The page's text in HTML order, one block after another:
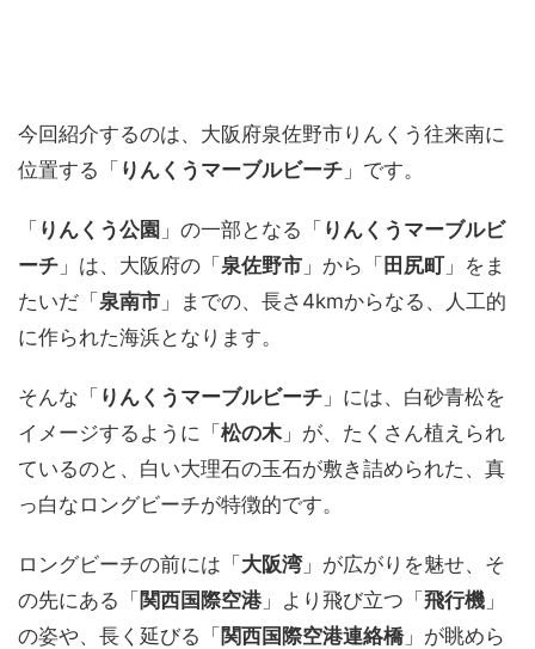
今回紹介するのは、大阪府泉佐野市りんくう往来南に
位置する「 りんくうマーブルビーチ 」です。
「 りんくう公園 」の一部となる「 りんくうマーブルビ
ーチ 」は、大阪府の「 泉佐野市 」から「 田尻町」をま
たいだ「 泉南市 」までの、長さ4kmからなる、人工的
に作られた海浜となります。
そんな「 りんくうマーブルビーチ 」には、白砂青松を
イメージするように「 松の木」が、たくさん植えられ
ているのと、白い大理石の玉石が敷き詰められた、真
っ白なロングビーチが特徴的です。
ロングビーチの前には「 大阪湾」が広がりを魅せ、そ
の先にある「 関西国際空港」より飛び立つ「 飛行機 」
の姿や、長く延びる「 関西国際空港連絡橋」が眺めら